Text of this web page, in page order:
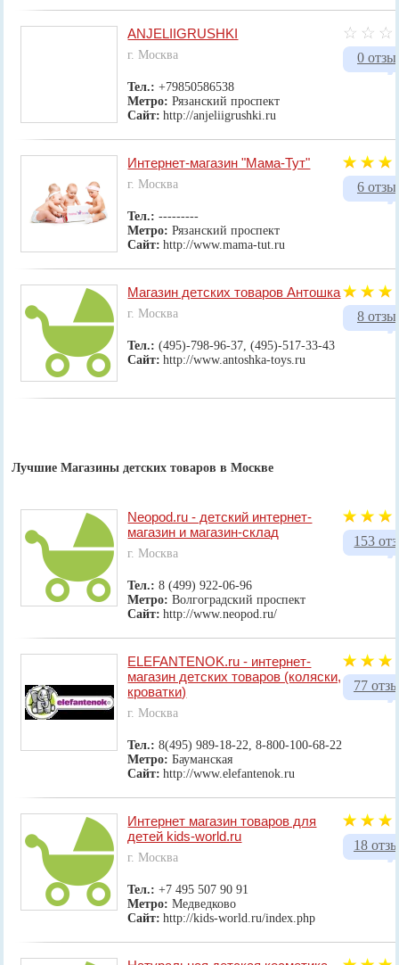
0
ANJELIIGRUSHKI
г. Москва
Тел.:+79850586538
Метро:Рязанский проспект
Сайт: http://anjeliigrushki.ru
6
Интернет-магазин "Мама-Тут"
г. Москва
Тел.:---------
Метро:Рязанский проспект
Сайт: http://www.mama-tut.ru
8
Магазин детских товаров Антошка
г. Москва
Тел.:(495)-798-96-37, (495)-517-33-43
Сайт: http://www.antoshka-toys.ru
Лучшие Магазины детских товаров в Москве
153
Neopod.ru - детский интернет-
магазин и магазин-склад
г. Москва
Тел.:8 (499) 922-06-96
Метро:Волгоградский проспект
Сайт: http://www.neopod.ru/
77
ELEFANTENOK.ru - интернет-
магазин детских товаров (коляски,
кроватки)
г. Москва
Тел.:8(495) 989-18-22, 8-800-100-68-22
Метро:Бауманская
Сайт: http://www.elefantenok.ru
18
Интернет магазин товаров для
детей kids-world.ru
г. Москва
Тел.:+7 495 507 90 91
Метро:Медведково
Сайт: http://kids-world.ru/index.php